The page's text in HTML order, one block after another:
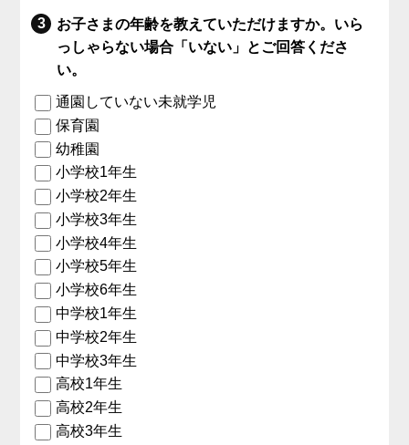
お子さまの年齢を教えていただけますか。いら
っしゃらない場合「いない」とご回答くださ
い。
通園していない未就学児
保育園
幼稚園
小学校1年生
小学校2年生
小学校3年生
小学校4年生
小学校5年生
小学校6年生
中学校1年生
中学校2年生
中学校3年生
高校1年生
高校2年生
高校3年生